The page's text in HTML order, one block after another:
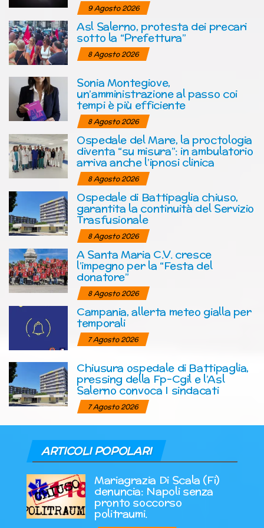
9 Agosto 2026
Asl Salerno, protesta dei precari
sotto la “Prefettura”
8 Agosto 2026
Sonia Montegiove,
un’amministrazione al passo coi
tempi è più efficiente
8 Agosto 2026
Ospedale del Mare, la proctologia
diventa “su misura”: in ambulatorio
arriva anche l’ipnosi clinica
8 Agosto 2026
Ospedale di Battipaglia chiuso,
garantita la continuità del Servizio
Trasfusionale
8 Agosto 2026
A Santa Maria C.V. cresce
l’impegno per la “Festa del
donatore”
8 Agosto 2026
Campania, allerta meteo gialla per
temporali
7 Agosto 2026
Chiusura ospedale di Battipaglia,
pressing della Fp-Cgil e l’Asl
Salerno convoca I sindacati
7 Agosto 2026
ARTICOLI POPOLARI
Mariagrazia Di Scala (Fi)
denuncia: Napoli senza
pronto soccorso
politraumi.